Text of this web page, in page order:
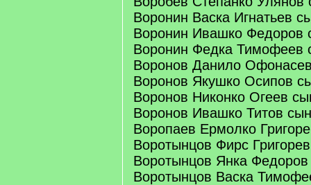
Воронин Васка Игнатьев
Воронин Ивашко Федоров
Воронин Федка Тимофеев
Воронов Данило
Воронов Якушко Осипов
Воронов Никонко Огеев
Воронов Ивашко Титов сын
Воропаев Ермолко
Воротынцов Фирс
Воротынцов Янка
Воротынцов Васка